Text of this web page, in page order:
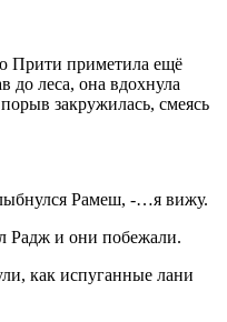
Прити приметила ещё
до леса, она вдохнула
закружилась, смеясь
Рамеш, -…я вижу.
Радж и они побежали.
как испуганные лани